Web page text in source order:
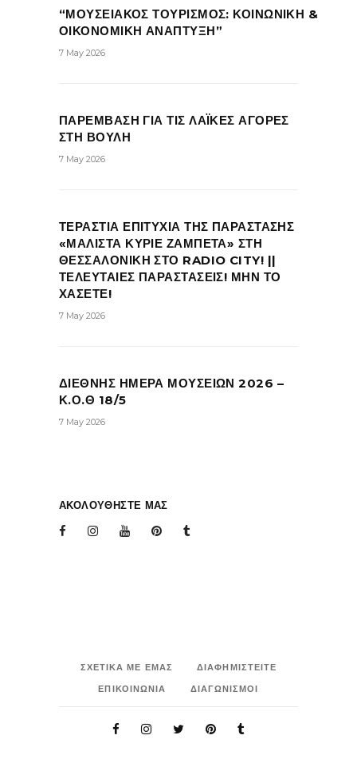
“ΜΟΥΣΕΙΑΚΟΣ ΤΟΥΡΙΣΜΟΣ: ΚΟΙΝΩΝΙΚΗ &
ΟΙΚΟΝΟΜΙΚΗ ΑΝΑΠΤΥΞΗ”
7 May 2026
ΠΑΡΕΜΒΑΣΗ ΓΙΑ ΤΙΣ ΛΑΪΚΕΣ ΑΓΟΡΕΣ
ΣΤΗ ΒΟΥΛΗ
7 May 2026
ΤΕΡΑΣΤΙΑ ΕΠΙΤΥΧΙΑ ΤΗΣ ΠΑΡΑΣΤΑΣΗΣ
«ΜΑΛΙΣΤΑ ΚΥΡΙΕ ΖΑΜΠΕΤΑ» ΣΤΗ
ΘΕΣΣΑΛΟΝΙΚΗ ΣΤΟ RADIO CITY! ||
ΤΕΛΕΥΤΑΙΕΣ ΠΑΡΑΣΤΑΣΕΙΣ! ΜΗΝ ΤΟ
ΧΑΣΕΤΕ!
7 May 2026
ΔΙΕΘΝΗΣ ΗΜΕΡΑ ΜΟΥΣΕΙΩΝ 2026 –
Κ.Ο.Θ 18/5
7 May 2026
ΑΚΟΛΟΥΘΗΣΤΕ ΜΑΣ
ΣΧΕΤΙΚΑ ΜΕ ΕΜΑΣ
ΔΙΑΦΗΜΙΣΤΕΙΤΕ
ΕΠΙΚΟΙΝΩΝΙΑ
ΔΙΑΓΩΝΙΣΜΟΙ